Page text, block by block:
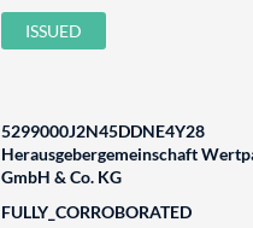
ISSUED
5299000J2N45DDNE4Y28
Herausgebergemeinschaft
GmbH & Co. KG
FULLY_CORROBORATED